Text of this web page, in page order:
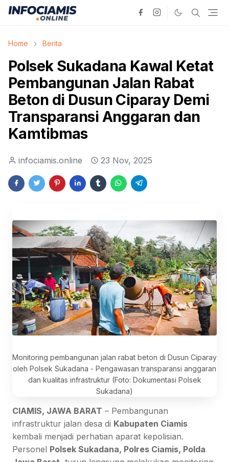
Home Berita
Polsek Sukadana Kawal Ketat
Pembangunan Jalan Rabat
Beton di Dusun Ciparay Demi
Transparansi Anggaran dan
Kamtibmas
infociamis.online 23 Nov, 2025
Monitoring pembangunan jalan rabat beton di Dusun Ciparay
oleh Polsek Sukadana - Pengawasan transparansi anggaran
dan kualitas infrastruktur (Foto: Dokumentasi Polsek
Sukadana)
CIAMIS, JAWA BARAT – Pembangunan
infrastruktur jalan desa di Kabupaten Ciamis
kembali menjadi perhatian aparat kepolisian.
Personel Polsek Sukadana, Polres Ciamis, Polda